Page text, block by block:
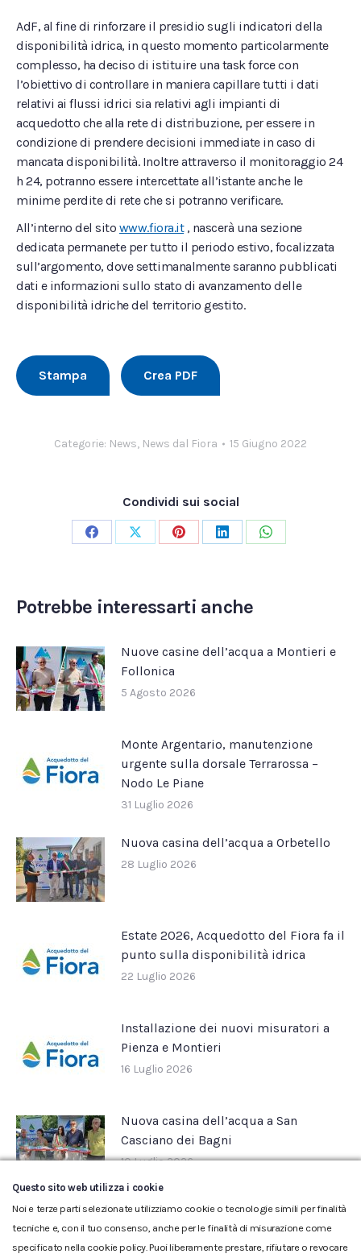
AdF, al fine di rinforzare il presidio sugli indicatori della
disponibilità idrica, in questo momento particolarmente
complesso, ha deciso di istituire una task force con
l’obiettivo di controllare in maniera capillare tutti i dati
relativi ai flussi idrici sia relativi agli impianti di
acquedotto che alla rete di distribuzione, per essere in
condizione di prendere decisioni immediate in caso di
mancata disponibilità. Inoltre attraverso il monitoraggio 24
h 24, potranno essere intercettate all’istante anche le
minime perdite di rete che si potranno verificare.
All’interno del sito www.fiora.it, nascerà una sezione
dedicata permanete per tutto il periodo estivo, focalizzata
sull’argomento, dove settimanalmente saranno pubblicati
dati e informazioni sullo stato di avanzamento delle
disponibilità idriche del territorio gestito.
Stampa Crea PDF
Categorie: News, News dal Fiora 15 Giugno 2022
Condividi sui social
CondividiCondividiCondividiCondividiCondividi
Potrebbe interessarti anche
Nuove casine dell’acqua a Montieri e
Follonica
5 Agosto 2026
Monte Argentario, manutenzione
urgente sulla dorsale Terrarossa –
Nodo Le Piane
31 Luglio 2026
Nuova casina dell’acqua a Orbetello
28 Luglio 2026
Estate 2026, Acquedotto del Fiora fa il
punto sulla disponibilità idrica
22 Luglio 2026
Installazione dei nuovi misuratori a
Pienza e Montieri
16 Luglio 2026
Nuova casina dell’acqua a San
Casciano dei Bagni
10 Luglio 2026
Questo sito web utilizza i cookie
Noi e terze parti selezionate utilizziamo cookie o tecnologie simili per finalità
tecniche e, con il tuo consenso, anche per le finalità di misurazione come
specificato nella cookie policy. Puoi liberamente prestare, rifiutare o revocare